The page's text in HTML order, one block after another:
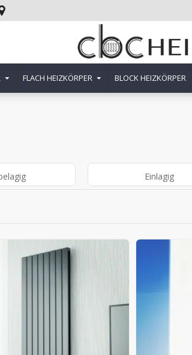
FLACH HEIZKÖRPER BLOCK HEIZKÖRPER
Einlagig